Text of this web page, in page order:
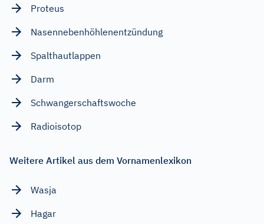
Proteus
Nasennebenhöhlenentzündung
Spalthautlappen
Darm
Schwangerschaftswoche
Radioisotop
Weitere Artikel aus dem Vornamenlexikon
Wasja
Hagar